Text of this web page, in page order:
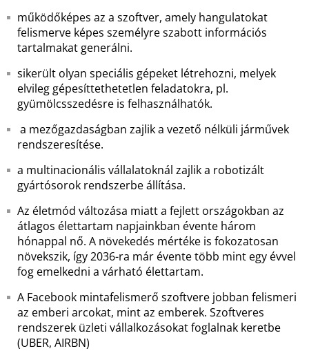
működőképes az a szoftver, amely hangulatokat
felismerve képes személyre szabott információs
tartalmakat generálni.
sikerült olyan speciális gépeket létrehozni, melyek
elvileg gépesíttethetetlen feladatokra, pl.
gyümölcsszedésre is felhasználhatók.
a mezőgazdaságban zajlik a vezető nélküli járművek
rendszeresítése.
a multinacionális vállalatoknál zajlik a robotizált
gyártósorok rendszerbe állítása.
Az életmód változása miatt a fejlett országokban az
átlagos élettartam napjainkban évente három
hónappal nő. A növekedés mértéke is fokozatosan
növekszik, így 2036-ra már évente több mint egy évvel
fog emelkedni a várható élettartam.
A Facebook mintafelismerő szoftvere jobban felismeri
az emberi arcokat, mint az emberek. Szoftveres
rendszerek üzleti vállalkozásokat foglalnak keretbe
(UBER, AIRBN)